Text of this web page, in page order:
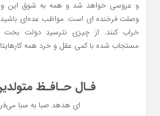
و عروسی خواهد شد و همه به شوق این
وصلت فرخنده ای است. مواظب عده‌ای باشید
خراب کنند. از چیزی نترسید دولت بخت
مستجاب شده با کمی عقل و خرد همه
فـال حـافـظ
ای هدهد صبا به سبا